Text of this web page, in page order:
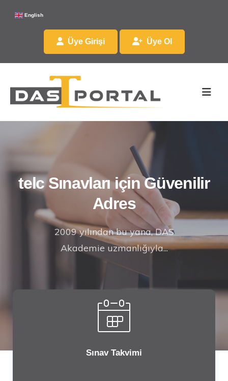
English
Üye Girişi Üye Ol
telc Sınavları için Güvenilir
Adres
2009 yılından bu yana, DAS
Akademie uzmanlığıyla...
Sınav Takvimi